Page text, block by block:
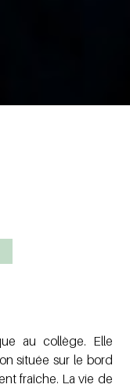
au collège. Elle
située sur le bord
fraîche. La vie de